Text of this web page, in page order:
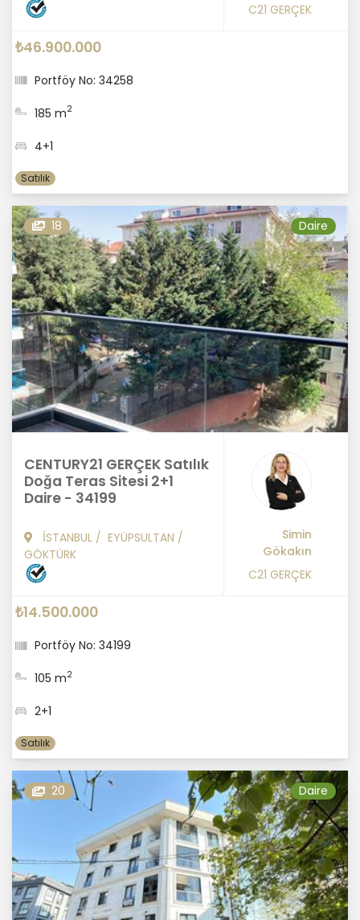
C21 GERÇEK
₺46.900.000
Portföy No: 34258
185 m2
4+1
Satılık
18 Daire
CENTURY21 GERÇEK Satılık
Doğa Teras Sitesi 2+1
Daire - 34199
İSTANBUL / EYÜPSULTAN /
GÖKTÜRK
Simin
Gökakın
C21 GERÇEK
₺14.500.000
Portföy No: 34199
105 m2
2+1
Satılık
20 Daire